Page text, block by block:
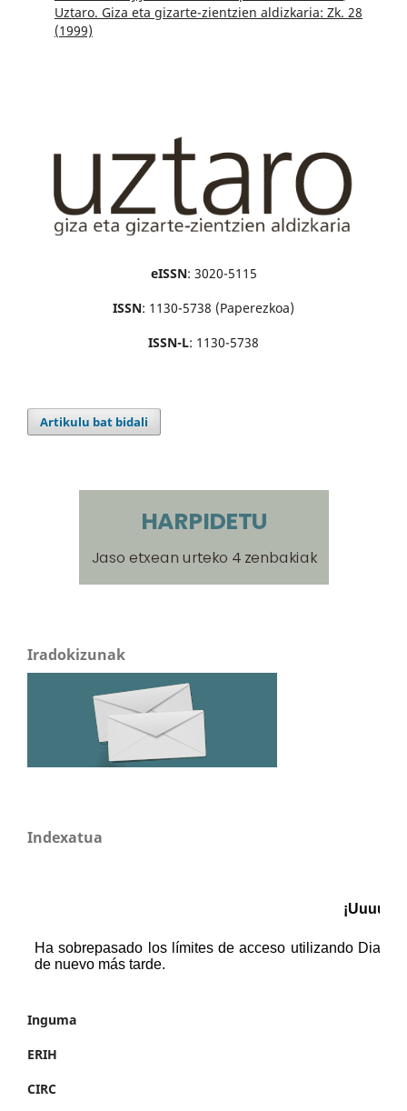
Uztaro. Giza eta gizarte-zientzien aldizkaria: Zk. 28
(1999)
eISSN: 3020-5115
ISSN: 1130-5738 (Paperezkoa)
ISSN-L: 1130-5738
Artikulu bat bidali
Iradokizunak
Indexatua
Inguma
ERIH
CIRC